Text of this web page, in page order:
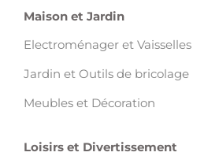
Maison et Jardin
Electroménager et Vaisselles
Jardin et Outils de bricolage
Meubles et Décoration
Loisirs et Divertissement